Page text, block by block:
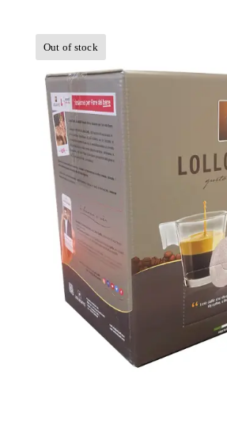
Out of stock
100 capsule Lollo
Passionespresso
Nespresso® miscela